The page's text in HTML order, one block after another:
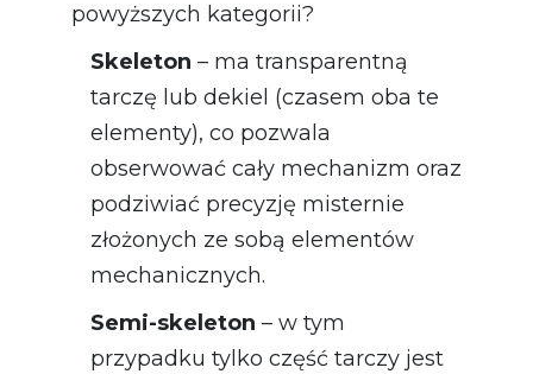
powyższych kategorii?
Skeleton – ma transparentną
tarczę lub dekiel (czasem oba te
elementy), co pozwala
obserwować cały mechanizm oraz
podziwiać precyzję misternie
złożonych ze sobą elementów
mechanicznych.
Semi-skeleton – w tym
przypadku tylko część tarczy jest